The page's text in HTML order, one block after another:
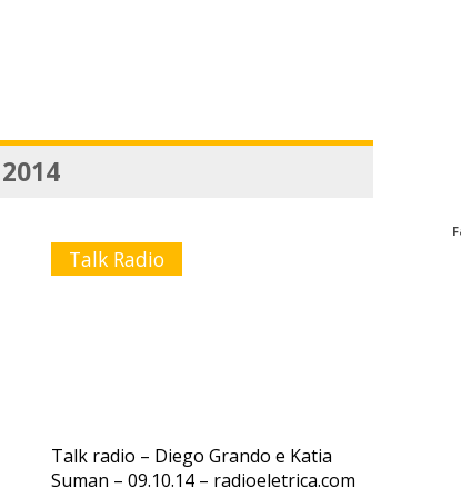
Talk Radio
Talk radio – Diego Grando e Katia
Suman – 09.10.14 – radioeletrica.com